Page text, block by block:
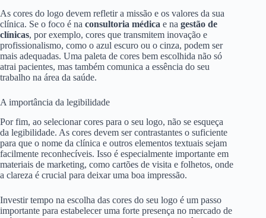
As cores do logo devem refletir a missão e os valores da sua
clínica. Se o foco é na consultoria médica e na gestão de
clínicas, por exemplo, cores que transmitem inovação e
profissionalismo, como o azul escuro ou o cinza, podem ser
mais adequadas. Uma paleta de cores bem escolhida não só
atrai pacientes, mas também comunica a essência do seu
trabalho na área da saúde.
A importância da legibilidade
Por fim, ao selecionar cores para o seu logo, não se esqueça
da legibilidade. As cores devem ser contrastantes o suficiente
para que o nome da clínica e outros elementos textuais sejam
facilmente reconhecíveis. Isso é especialmente importante em
materiais de marketing, como cartões de visita e folhetos, onde
a clareza é crucial para deixar uma boa impressão.
Investir tempo na escolha das cores do seu logo é um passo
importante para estabelecer uma forte presença no mercado de